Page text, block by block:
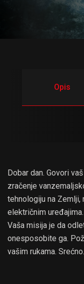
Opis
Dobar dan. Govori
zračenje
tehnologiju na
električnim
Vaša misija je da
onesposobite ga.
vašim rukama. Srećno.